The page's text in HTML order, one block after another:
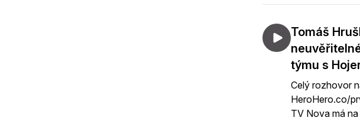
Tomáš
týmu s
Celý rozhovor
HeroHero.co/
TV Nova má